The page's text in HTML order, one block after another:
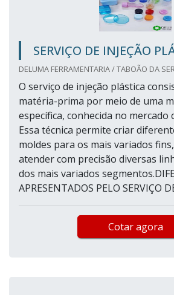
SERVIÇO DE INJEÇÃO
DELUMA FERRAMENTARIA / TABOÃO DA
O serviço de injeção plástica
matéria-prima por meio de uma
específica, conhecida no mercado
Essa técnica permite criar
moldes para os mais variados
atender com precisão diversas
dos mais variados
APRESENTADOS PELO SERVIÇO
Cotar agora